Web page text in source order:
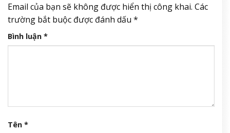
Email của bạn sẽ không được hiển thị công khai. Các
trường bắt buộc được đánh dấu *
Bình luận *
Tên *